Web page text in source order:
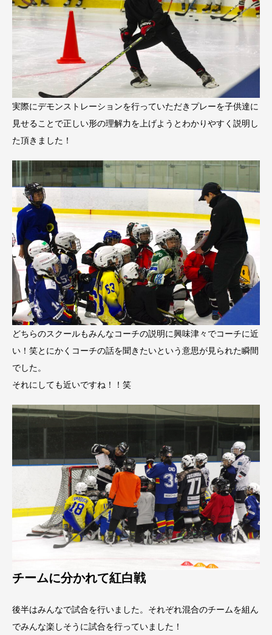
実際にデモンストレーションを行っていただきプレーを子供達に
見せることで正しい形の理解力を上げようとわかりやすく説明し
た頂きました！
どちらのスクールもみんなコーチの説明に興味津々でコーチに近
い！笑とにかくコーチの話を聞きたいという意思が見られた瞬間
でした。
それにしても近いですね！！笑
チームに分かれて紅白戦
後半はみんなで試合を行いました。それぞれ混合のチームを組ん
でみんな楽しそうに試合を行っていました！